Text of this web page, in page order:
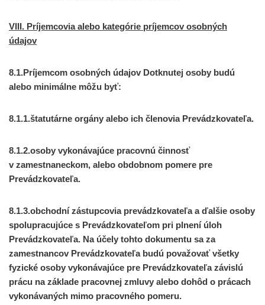
VIII. Príjemcovia alebo kategórie príjemcov osobných
údajov
8.1.Príjemcom osobných údajov Dotknutej osoby budú
alebo minimálne môžu byť:
8.1.1.štatutárne orgány alebo ich členovia Prevádzkovateľa.
8.1.2.osoby vykonávajúce pracovnú činnosť
v zamestnaneckom, alebo obdobnom pomere pre
Prevádzkovateľa.
8.1.3.obchodní zástupcovia prevádzkovateľa a ďalšie osoby
spolupracujúce s Prevádzkovateľom pri plnení úloh
Prevádzkovateľa. Na účely tohto dokumentu sa za
zamestnancov Prevádzkovateľa budú považovať všetky
fyzické osoby vykonávajúce pre Prevádzkovateľa závislú
prácu na základe pracovnej zmluvy alebo dohôd o prácach
vykonávaných mimo pracovného pomeru.